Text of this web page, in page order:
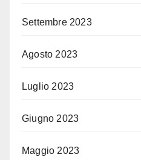
Settembre 2023
Agosto 2023
Luglio 2023
Giugno 2023
Maggio 2023